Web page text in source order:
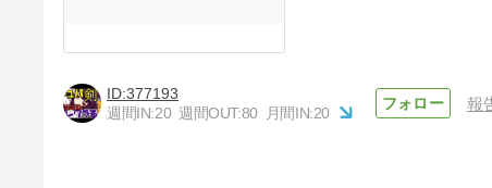
377193
週間IN:20 週間OUT:80 月間IN:20
報